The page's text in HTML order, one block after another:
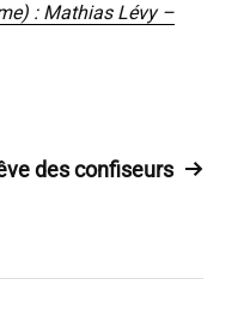
: Mathias Lévy –
des confiseurs